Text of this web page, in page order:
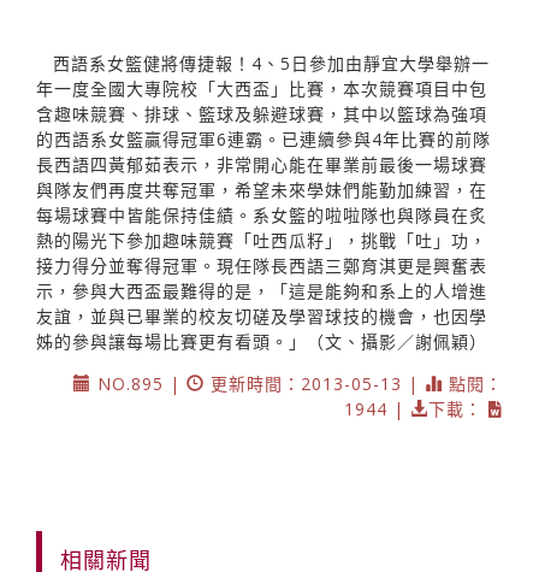
西語系女籃健將傳捷報！4、5日參加由靜宜大學舉辦一
年一度全國大專院校「大西盃」比賽，本次競賽項目中包
含趣味競賽、排球、籃球及躲避球賽，其中以籃球為強項
的西語系女籃贏得冠軍6連霸。已連續參與4年比賽的前隊
長西語四黃郁茹表示，非常開心能在畢業前最後一場球賽
與隊友們再度共奪冠軍，希望未來學妹們能勤加練習，在
每場球賽中皆能保持佳績。系女籃的啦啦隊也與隊員在炙
熱的陽光下參加趣味競賽「吐西瓜籽」，挑戰「吐」功，
接力得分並奪得冠軍。現任隊長西語三鄭育淇更是興奮表
示，參與大西盃最難得的是，「這是能夠和系上的人增進
友誼，並與已畢業的校友切磋及學習球技的機會，也因學
姊的參與讓每場比賽更有看頭。」（文、攝影／謝佩穎）
NO.895 |
更新時間：2013-05-13 |
點閱：
1944 |
下載：
相關新聞